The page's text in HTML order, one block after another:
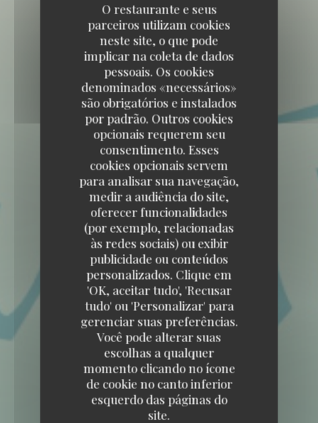
O restaurante e seus
parceiros utilizam cookies
neste site, o que pode
implicar na coleta de dados
pessoais. Os cookies
denominados «necessários»
são obrigatórios e instalados
por padrão. Outros cookies
opcionais requerem seu
consentimento. Esses
cookies opcionais servem
para analisar sua navegação,
medir a audiência do site,
oferecer funcionalidades
(por exemplo, relacionadas
às redes sociais) ou exibir
publicidade ou conteúdos
personalizados. Clique em
'OK, aceitar tudo', 'Recusar
tudo' ou 'Personalizar' para
gerenciar suas preferências.
Você pode alterar suas
escolhas a qualquer
momento clicando no ícone
de cookie no canto inferior
esquerdo das páginas do
site.
36 LOWER STONE STREET ME15 6LX
MAIDSTONE KENT